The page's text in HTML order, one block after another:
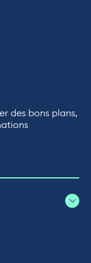
des bons plans,